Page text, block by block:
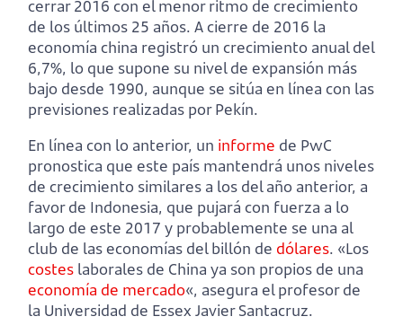
cerrar 2016 con el menor ritmo de crecimiento
de los últimos 25 años. A cierre de 2016 la
economía china registró un crecimiento anual del
6,7%, lo que supone su nivel de expansión más
bajo desde 1990, aunque se sitúa en línea con las
previsiones realizadas por Pekín.
En línea con lo anterior, un informe de PwC
pronostica que este país mantendrá unos niveles
de crecimiento similares a los del año anterior, a
favor de Indonesia, que pujará con fuerza a lo
largo de este 2017 y probablemente se una al
club de las economías del billón de dólares. «Los
costes laborales de China ya son propios de una
economía de mercado«, asegura el profesor de
la Universidad de Essex Javier Santacruz.